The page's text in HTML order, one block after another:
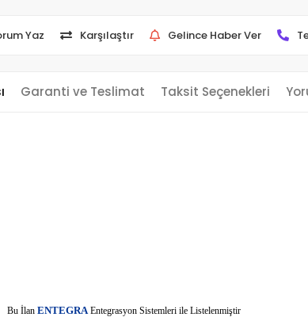
Yaz Karşılaştır Gelince Haber Ver
Garanti ve Teslimat Taksit Seçenekleri
Bu İlanENTEGRAEntegrasyon Sistemleri ile Listelenmiştir